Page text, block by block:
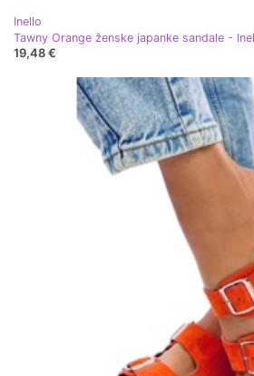
Inello
Tawny Orange ženske japanke sandale -
19,48 €